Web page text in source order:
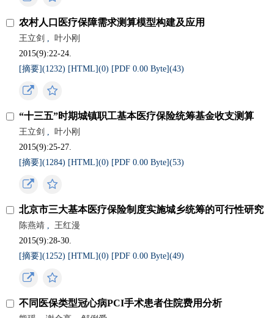
农村人口医疗保障需求测算模型构建及应用
王立剑 ,
叶小刚
2015(9):22-24.
[摘要](1232) [HTML](0) [PDF 0.00 Byte](43)
“十三五”时期城镇职工基本医疗保险统筹基金收支测算
王立剑 ,
叶小刚
2015(9):25-27.
[摘要](1284) [HTML](0) [PDF 0.00 Byte](53)
北京市三大基本医疗保险制度实施城乡统筹的可行性研究
陈燕靖 ,
王红漫
2015(9):28-30.
[摘要](1252) [HTML](0) [PDF 0.00 Byte](49)
不同医保类型冠心病PCI手术患者住院费用分析